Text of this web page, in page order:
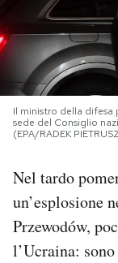
PODCAST
NEWSLETTER
I MIEI
SHOP
CALENDARIO
Il ministro della difesa
sede del Consiglio
(EPA/RADEK
Nel tardo
un’esplosione
Przewodów,
l’Ucraina: